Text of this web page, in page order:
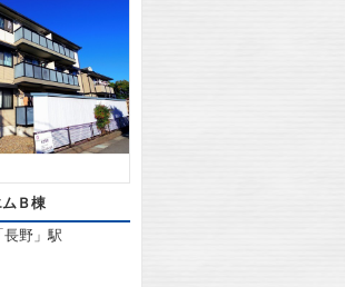
2
Ｂ棟
長野 」駅